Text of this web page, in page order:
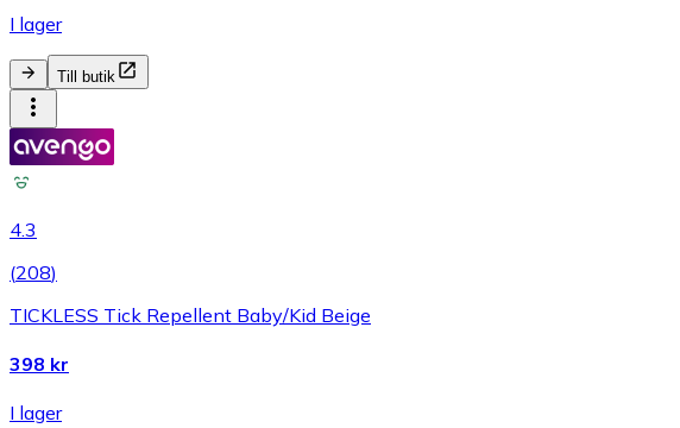
I lager
Till butik
4.3
(208)
TICKLESS Tick Repellent Baby/Kid Beige
398 kr
I lager